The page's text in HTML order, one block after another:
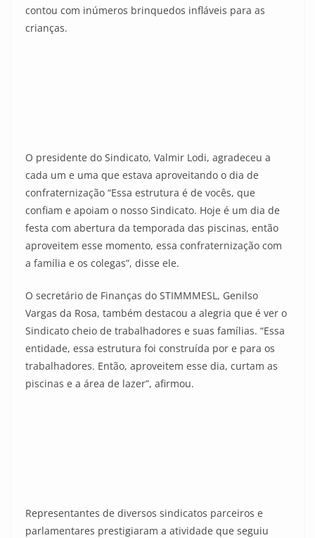
contou com inúmeros brinquedos infláveis para as
crianças.
O presidente do Sindicato, Valmir Lodi, agradeceu a
cada um e uma que estava aproveitando o dia de
confraternização “Essa estrutura é de vocês, que
confiam e apoiam o nosso Sindicato. Hoje é um dia de
festa com abertura da temporada das piscinas, então
aproveitem esse momento, essa confraternização com
a família e os colegas”, disse ele.
O secretário de Finanças do STIMMMESL, Genilso
Vargas da Rosa, também destacou a alegria que é ver o
Sindicato cheio de trabalhadores e suas famílias. “Essa
entidade, essa estrutura foi construída por e para os
trabalhadores. Então, aproveitem esse dia, curtam as
piscinas e a área de lazer”, afirmou.
Representantes de diversos sindicatos parceiros e
parlamentares prestigiaram a atividade que seguiu